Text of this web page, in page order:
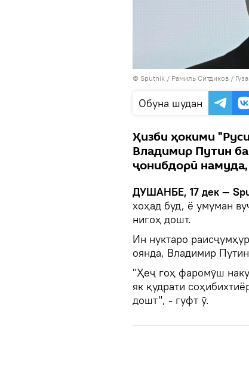
© Sputnik / Рамиль Ситдиков /
Обуна шудан
Ҳизби ҳокими
Владимир Путин
ҷонибдорӣ
ДУШАНБЕ, 17 дек —
хоҳад буд, ё умуман
нигоҳ дошт.
Ин нуктаро
оянда, Владимир
"Ҳеҷ гоҳ фаромӯш
як қудрати
дошт", - гуфт ӯ.